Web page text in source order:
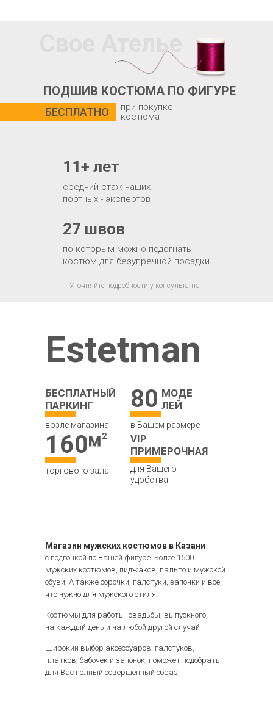
Свое Ателье
ПОДШИВ КОСТЮМА ПО ФИГУРЕ
БЕСПЛАТНО
по которым можно подогнать
костюм для безупречной посадки
27 швов
средний стаж наших
портных - экспертов
11+ лет
при покупке
костюма
Уточняйте подробности у консультанта
с подгонкой по Вашей фигуре. Более 1500
мужских костюмов, пиджаков, пальто и мужской
обуви. А также сорочки, галстуки, запонки и все,
что нужно для мужского стиля
Костюмы для работы, свадьбы, выпускного,
на каждый день и на любой другой случай
Широкий выбор аксессуаров: галстуков,
платков, бабочек и запонок, поможет подобрать
для Вас полный совершенный образ
Estetman
БЕСПЛАТНЫЙ
ПАРКИНГ
возле магазина
80 МОДЕ
ЛЕЙ
в Вашем размере
160
торгового зала
VIP
ПРИМЕРОЧНАЯ
для Вашего
удобства
Магазин мужских костюмов в Казани